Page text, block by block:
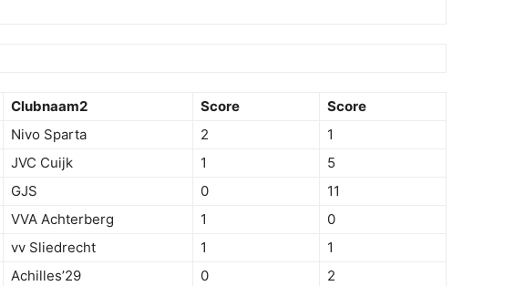
Clubnaam2 Score
Score
Nivo Sparta 2
1
JVC Cuijk 1
5
GJS 0
11
VVA Achterberg 1
0
vv Sliedrecht 1
1
Achilles’29 0 2